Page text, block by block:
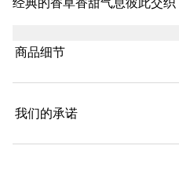
散发出绵密细腻的花香，明快
商品细节
我们的承诺